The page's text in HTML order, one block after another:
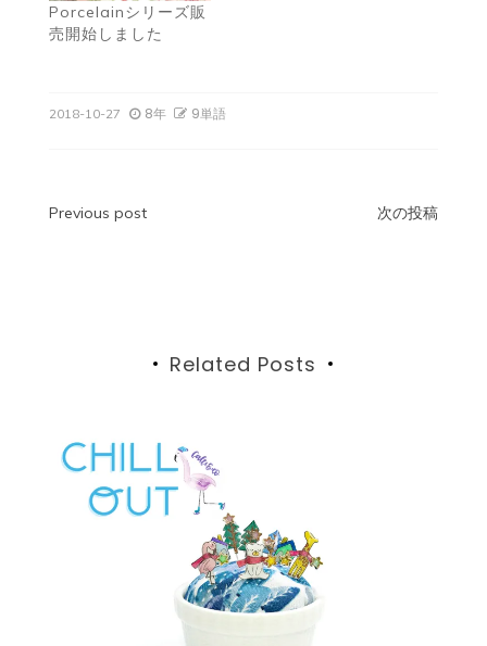
Porcelainシリーズ販
売開始しました
2018-10-27 8年 9単語
投
シ
Previous post 次の投稿
Related Posts